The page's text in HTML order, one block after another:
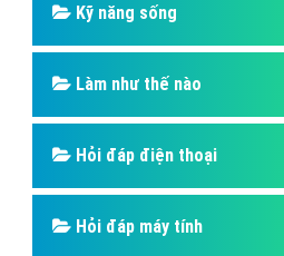
Kỹ năng sống
Làm như thế nào
Hỏi đáp điện thoại
Hỏi đáp máy tính